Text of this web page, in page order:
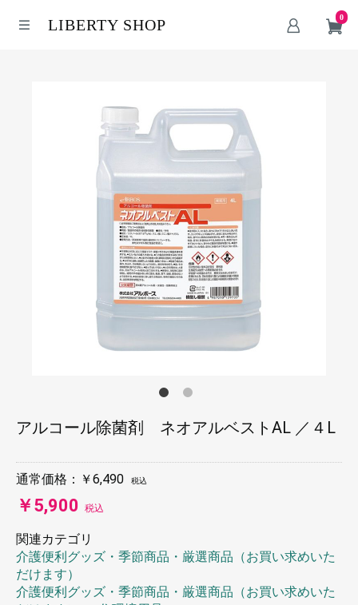
LIBERTY SHOP 0
アルコール除菌剤 ネオアルベストAL ／４L
通常価格：￥6,490 税込
￥5,900 税込
関連カテゴリ
介護便利グッズ・季節商品・厳選商品（お買い求めいた
だけます）
介護便利グッズ・季節商品・厳選商品（お買い求めいた